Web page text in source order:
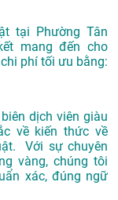
tại Phường Tân
mang đến cho
phí tối ưu bằng:
dịch viên giàu
về kiến thức về
Với sự chuyên
vàng, chúng tôi
xác, đúng ngữ